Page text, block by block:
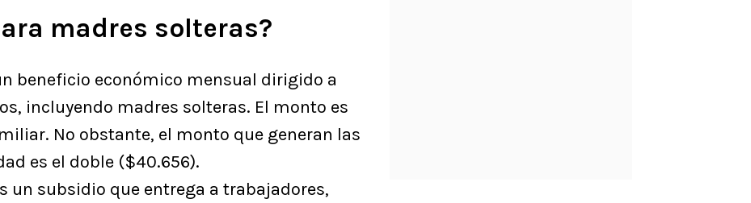
madres solteras?
beneficio económico mensual dirigido a
incluyendo madres solteras. El monto es
No obstante, el monto que generan las
es el doble ($40.656).
un subsidio que entrega a trabajadores,